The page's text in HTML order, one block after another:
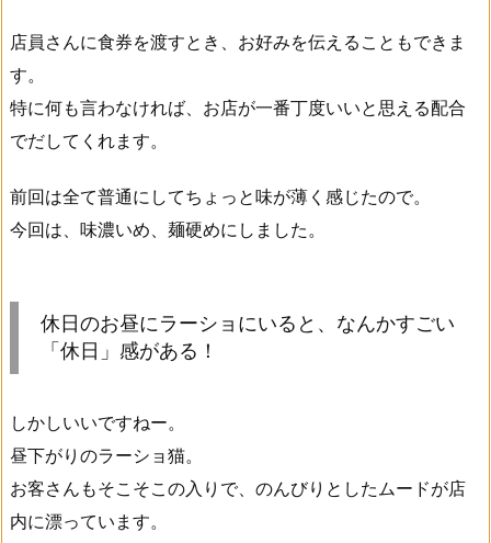
店員さんに食券を渡すとき、お好みを伝えることもできま
す。
特に何も言わなければ、お店が一番丁度いいと思える配合
でだしてくれます。
前回は全て普通にしてちょっと味が薄く感じたので。
今回は、味濃いめ、麺硬めにしました。
休日のお昼にラーショにいると、なんかすごい
「休日」感がある！
しかしいいですねー。
昼下がりのラーショ猫。
お客さんもそこそこの入りで、のんびりとしたムードが店
内に漂っています。